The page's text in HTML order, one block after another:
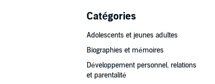
Catégories
Adolescents et jeunes adultes
Biographies et mémoires
Développement personnel, relations
et parentalité